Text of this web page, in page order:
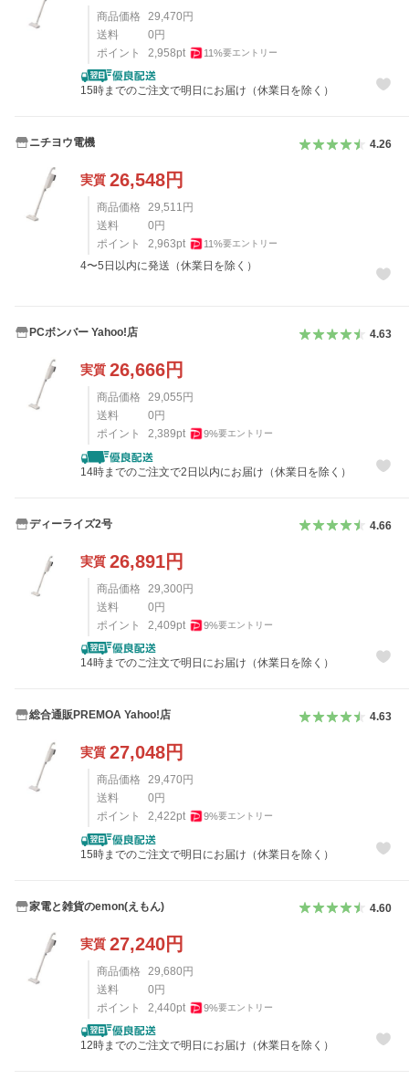
商品価格 29,470円
送料
0円
ポイント
2,958pt 11%要エントリー
15時までのご注文で明日にお届け（休業日を除く）
ニチヨウ電機 4.26
実質 26,548円
商品価格 29,511 円
送料
0 円
ポイント
2,963pt 11%要エントリー
4〜5日以内に発送（休業日を除く）
PCボンバー Yahoo!店 4.63
実質 26,666円
商品価格 29,055 円
送料
0 円
ポイント
2,389pt 9%要エントリー
14時までのご注文で2日以内にお届け（休業日を除く）
ディーライズ2号 4.66
実質 26,891円
商品価格 29,300円
送料
0円
ポイント
2,409pt 9%要エントリー
14時までのご注文で明日にお届け（休業日を除く）
総合通販PREMOA Yahoo!店 4.63
実質 27,048円
商品価格 29,470 円
送料
0 円
ポイント
2,422pt 9%要エントリー
15時までのご注文で明日にお届け（休業日を除く）
家電と雑貨のemon(えもん) 4.60
実質 27,240円
商品価格 29,680円
送料
0円
ポイント
2,440pt 9%要エントリー
12時までのご注文で明日にお届け（休業日を除く）